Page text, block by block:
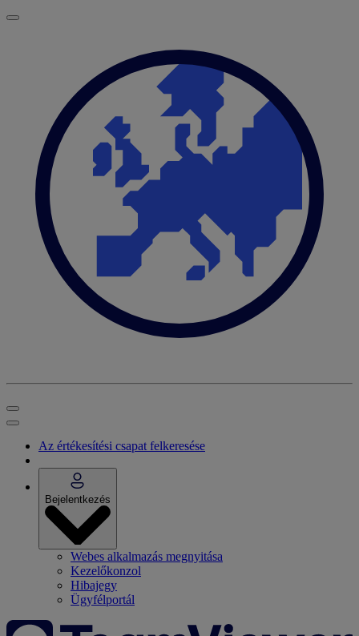
Az értékesítési csapat felkeresése
Bejelentkezés
Webes alkalmazás megnyitása
Kezelőkonzol
Hibajegy
Ügyfélportál